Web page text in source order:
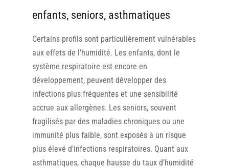
enfants, seniors, asthmatiques
Certains profils sont particulièrement vulnérables
aux effets de l’humidité. Les enfants, dont le
système respiratoire est encore en
développement, peuvent développer des
infections plus fréquentes et une sensibilité
accrue aux allergènes. Les seniors, souvent
fragilisés par des maladies chroniques ou une
immunité plus faible, sont exposés à un risque
plus élevé d’infections respiratoires. Quant aux
asthmatiques, chaque hausse du taux d’humidité